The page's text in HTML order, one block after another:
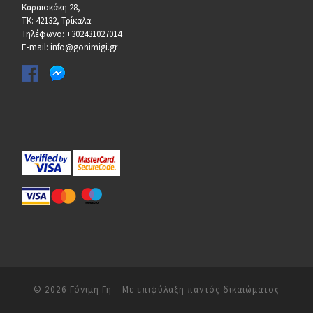
Καραισκάκη 28,
ΤΚ: 42132, Τρίκαλα
Τηλέφωνο: +302431027014
E-mail: info@gonimigi.gr
© 2026 Γόνιμη Γη – Με επιφύλαξη παντός δικαιώματος